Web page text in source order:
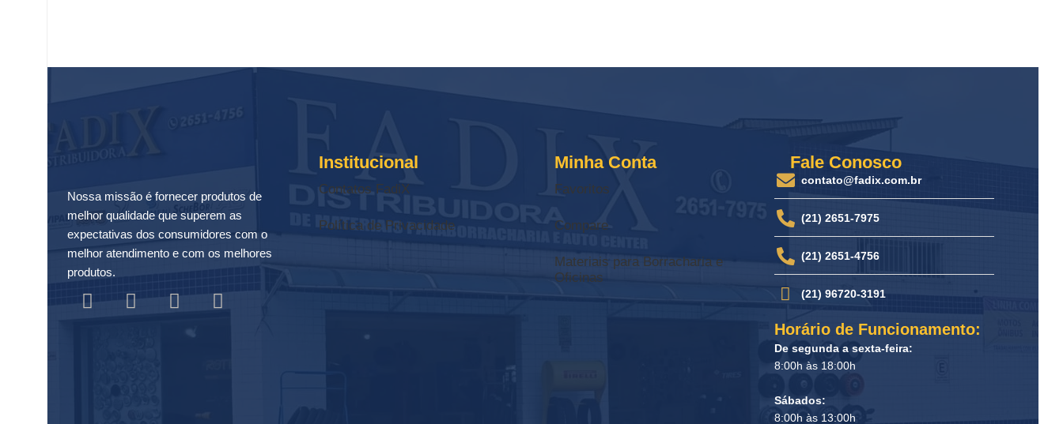
Nossa missão é fornecer produtos de
melhor qualidade que superem as
expectativas dos consumidores com o
melhor atendimento e com os melhores
produtos.
Institucional
Contatos FadiX
Política de Privacidade
Minha Conta
Favoritos
Compare
Materiais para Borracharia e
Oficinas
Fale Conosco
contato@fadix.com.br
(21) 2651-7975
(21) 2651-4756
(21) 96720-3191
Horário de Funcionamento:
De segunda a sexta-feira:
8:00h às 18:00h
Sábados:
8:00h às 13:00h